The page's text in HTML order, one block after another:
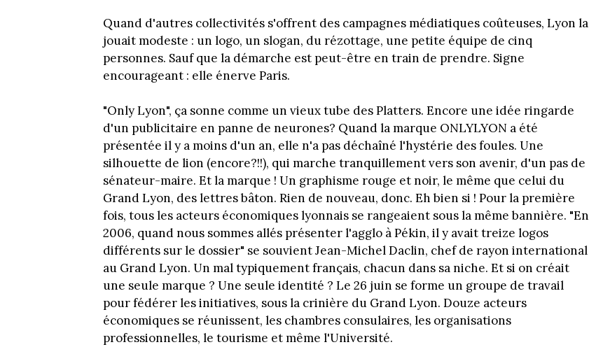
Quand d'autres collectivités s'offrent des campagnes médiatiques coûteuses, Lyon la
jouait modeste : un logo, un slogan, du rézottage, une petite équipe de cinq
personnes. Sauf que la démarche est peut-être en train de prendre. Signe
encourageant : elle énerve Paris.
"Only Lyon", ça sonne comme un vieux tube des Platters. Encore une idée ringarde
d'un publicitaire en panne de neurones? Quand la marque ONLYLYON a été
présentée il y a moins d'un an, elle n'a pas déchaîné l'hystérie des foules. Une
silhouette de lion (encore?!!), qui marche tranquillement vers son avenir, d'un pas de
sénateur-maire. Et la marque ! Un graphisme rouge et noir, le même que celui du
Grand Lyon, des lettres bâton. Rien de nouveau, donc. Eh bien si ! Pour la première
fois, tous les acteurs économiques lyonnais se rangeaient sous la même bannière. "En
2006, quand nous sommes allés présenter l'agglo à Pékin, il y avait treize logos
différents sur le dossier" se souvient Jean-Michel Daclin, chef de rayon international
au Grand Lyon. Un mal typiquement français, chacun dans sa niche. Et si on créait
une seule marque ? Une seule identité ? Le 26 juin se forme un groupe de travail
pour fédérer les initiatives, sous la crinière du Grand Lyon. Douze acteurs
économiques se réunissent, les chambres consulaires, les organisations
professionnelles, le tourisme et même l'Université.